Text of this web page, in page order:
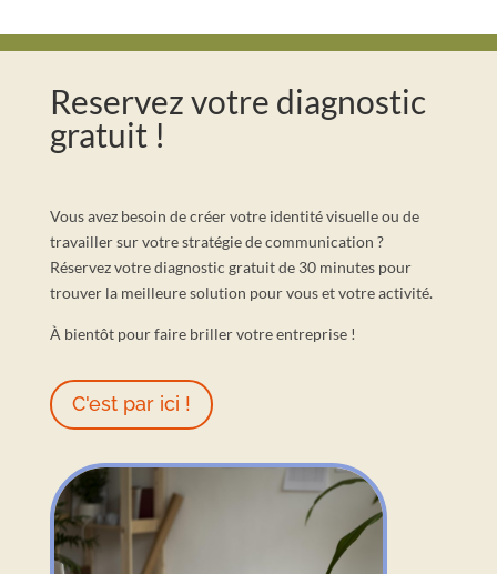
Reservez votre diagnostic
gratuit !
Vous avez besoin de créer votre identité visuelle ou de
travailler sur votre stratégie de communication ?
Réservez votre diagnostic gratuit de 30 minutes pour
trouver la meilleure solution pour vous et votre activité.
À bientôt pour faire briller votre entreprise !
C'est par ici !